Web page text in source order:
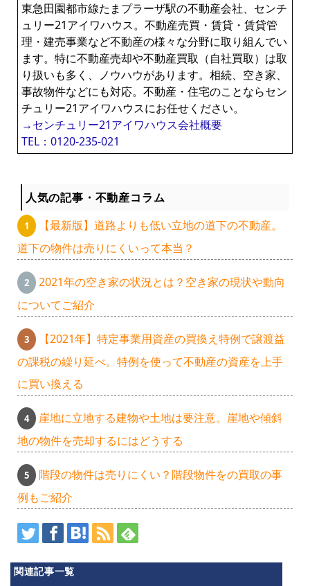
東急田園都市線たまプラーザ駅の不動産会社、センチ
ュリー21アイワハウス。不動産売買・賃貸・賃貸管
理・建売事業など不動産の様々な分野に取り組んでい
ます。特に不動産売却や不動産買取（自社買取）は取
り扱いも多く、ノウハウがあります。相続、空き家、
事故物件などにも対応。不動産・住宅のことならセン
チュリー21アイワハウスにお任せください。
→センチュリー21アイワハウス会社概要
TEL：0120-235-021
人気の記事・不動産コラム
【最新版】道路よりも低い立地の道下の不動産。
道下の物件は売りにくいって本当？
2021年の空き家の状況とは？空き家の現状や動向
についてご紹介
【2021年】特定事業用資産の買換え特例で譲渡益
の課税の繰り延べ。特例を使って不動産の資産を上手
に買い換える
崖地に立地する建物や土地は要注意。崖地や傾斜
地の物件を売却するにはどうする
階段の物件は売りにくい？階段物件をの買取の事
例もご紹介
関連記事一覧